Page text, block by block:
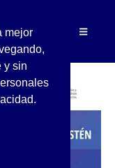
mejor
y sin